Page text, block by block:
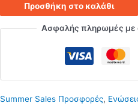
Νίπελ
Σωλήνας
μήκος
Προσθήκη στο καλάθι
Ασφαλής πληρωμές με
Summer Sales Προσφορές,